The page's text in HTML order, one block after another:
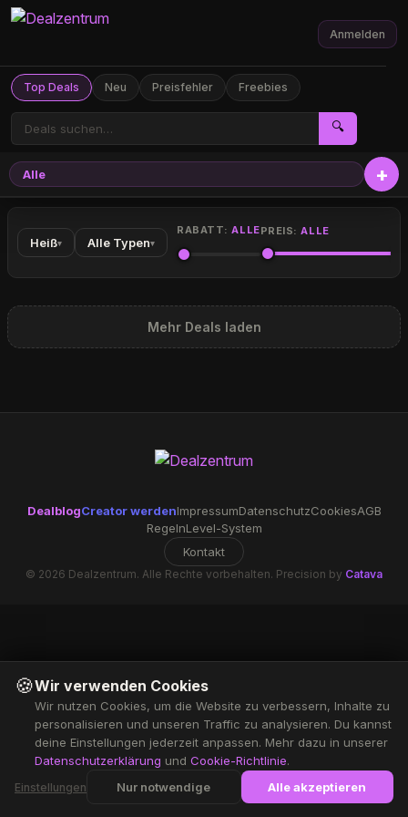
Top Deals Neu Preisfehler Freebies
🔍
Anmelden
Alle
Heiß▾ Alle Typen▾
RABATT:ALLEPREIS:ALLE
Mehr Deals laden
DealblogCreator werdenImpressumDatenschutzCookiesAGB
RegelnLevel-System
Kontakt
© 2026 Dealzentrum. Alle Rechte vorbehalten. Precision by Catava
🍪Wir verwenden Cookies
Wir nutzen Cookies, um die Website zu verbessern, Inhalte zu
personalisieren und unseren Traffic zu analysieren. Du kannst
deine Einstellungen jederzeit anpassen. Mehr dazu in unserer
Datenschutzerklärung und Cookie-Richtlinie.
Einstellungen Nur notwendige Alle akzeptieren